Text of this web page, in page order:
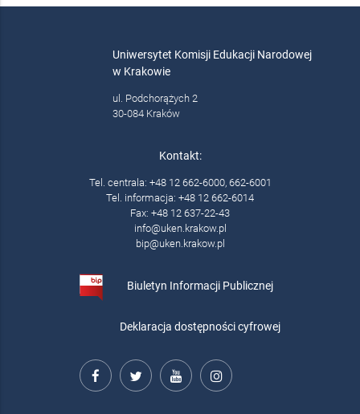
Uniwersytet Komisji Edukacji Narodowej
w Krakowie
ul. Podchorążych 2
30-084 Kraków
Kontakt:
Tel. centrala: +48 12 662-6000, 662-6001
Tel. informacja: +48 12 662-6014
Fax: +48 12 637-22-43
info@uken.krakow.pl
bip@uken.krakow.pl
Biuletyn Informacji Publicznej
Deklaracja dostępności cyfrowej